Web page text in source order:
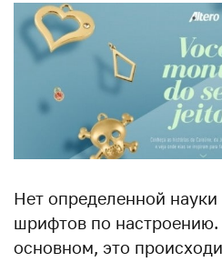
Нет определенной
шрифтов по
основном, это